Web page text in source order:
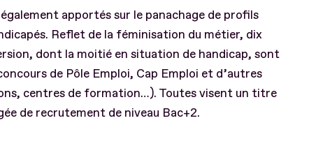
apportés sur le panachage de profils
Reflet de la féminisation du métier, dix
dont la moitié en situation de handicap, sont
de Pôle Emploi, Cap Emploi et d’autres
centres de formation…). Toutes visent un titre
de recrutement de niveau Bac+2.